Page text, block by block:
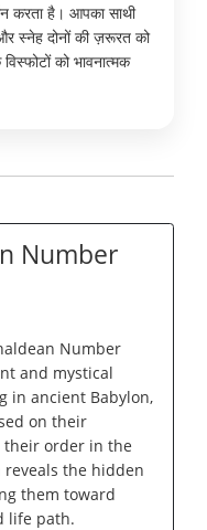
करता है। आपका साथी
स्नेह दोनों की ज़रूरत को
को भावनात्मक
Number
Number
and mystical
in ancient Babylon,
on their
order in the
the hidden
them toward
life path.